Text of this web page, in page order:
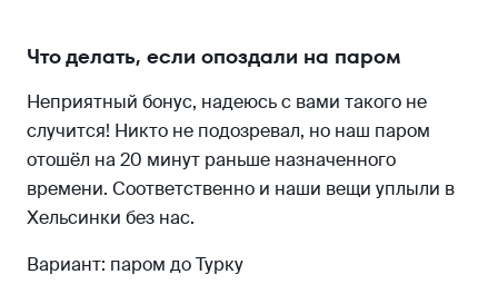
Что делать, если опоздали на паром
Неприятный бонус, надеюсь с вами такого не
случится! Никто не подозревал, но наш паром
отошёл на 20 минут раньше назначенного
времени. Соответственно и наши вещи уплыли в
Хельсинки без нас.
Вариант: паром до Турку